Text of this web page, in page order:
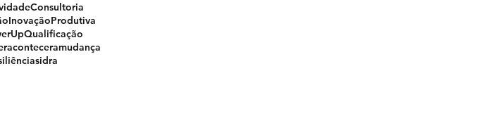
Consultoria
InovaçãoProdutiva
Qualificação
sidra